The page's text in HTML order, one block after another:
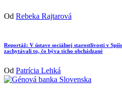
Od Rebeka Rajtarová
Reportáž: V ústave sociálnej starostlivosti v
zachytávali to, čo býva ticho obchádzané
Od Patrícia Lehká